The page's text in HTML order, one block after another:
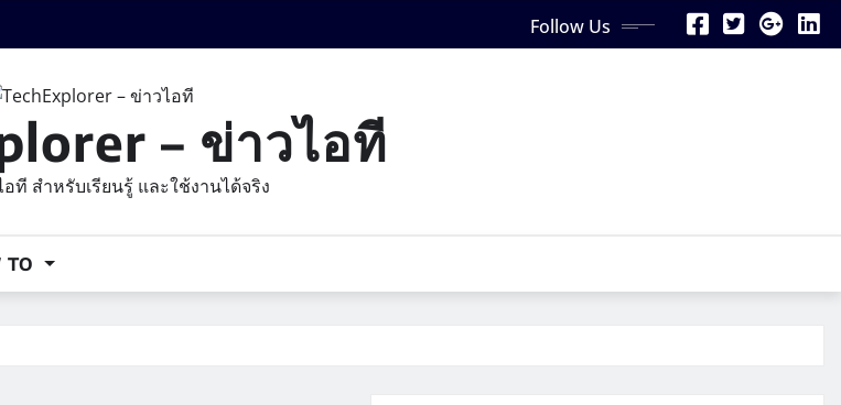
Follow Us
– ข่าวไอที
ที สำหรับเรียนรู้ และใช้งานได้จริง
TO